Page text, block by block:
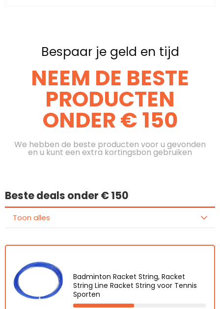
Bespaar je geld en tijd
NEEM DE BESTE
PRODUCTEN
ONDER € 150
We hebben de beste producten voor u gevonden
en u kunt een extra kortingsbon gebruiken
Beste deals onder € 150
Toon alles
Badminton Racket String, Racket
String Line Racket String voor Tennis
Sporten